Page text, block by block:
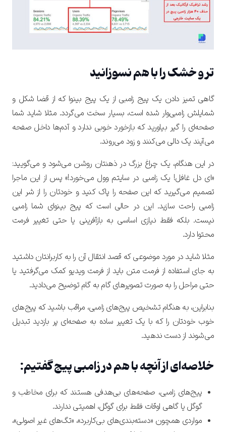
تر و خشک را با هم نسوزانید
گاهی تمیز دادن یک پیج زامبی از یک پیج بینوا که از قضا شکل و
شمایلش زامبی‌وار شده است، بسیار سخت می‌گردد. مثلا شاید شما
صفحه‌ای را گیر بیاورید که بازخورد خوبی ندارد و آدم‌ها داخل صفحه
می‌آیند یک دالی می‌کنند و زود می‌روند.
در این هنگام، یک چراغ بزرگ در ذهنتان روشن می‌شود و می‌‌گویید:
«ای دل غافل! یک زامبی در سایتم وول می‌خورد!» پس از این ماجرا
تصمیم می‌گیرید که این صفحه را پاک کنید و خودتان را از شر این
زامبی راحت سازید. این در حالی است که پیج بینوای شما زامبی
نیست. بلکه فقط نیازی اساسی به بازآفرینی یا حتی تغییر فرمت
محتوا دارد.
مثلا شاید در مورد موضوعی که قصد انتقال آن را به کاربرانتان داشتید
به جای استفاده از فرمت متن باید از فرمت ویدیو کمک می‌گرفتید یا
حتی مراحل را به صورت تصویرهای گام به گام توضیح می‌دادید.
بنابراین، به هنگام تشخیص پیج‌های زامبی، مراقب باشید که پیج‌های
خوب خودتان را که با یک تغییر ساده به صفحه‌ای پر بازدید تبدیل
می‌شوند از دست ندهید.
خلاصه‌ای از آنچه با هم در زامبی پیج گفتیم:
پیج‌های زامبی، صفحه‌های بی‌هدفی هستند که برای مخاطب و
گوگل یا گاهی اوقات فقط برای گوگل، اهمیتی ندارند.
مواردی همچون «دسته‌بندی‌های بی‌کاربرد»، «تگ‌های غیر اصولی»،